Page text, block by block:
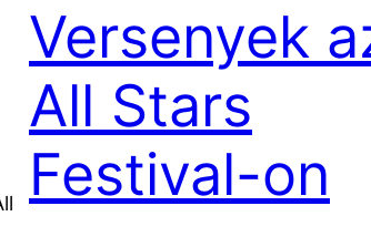
Versenyek
All Stars
Festival-on